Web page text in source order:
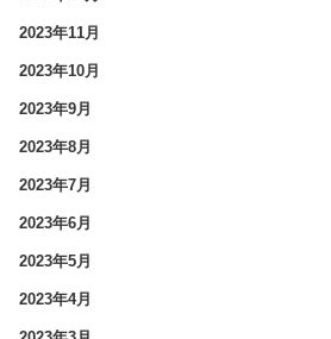
2023年11月
2023年10月
2023年9月
2023年8月
2023年7月
2023年6月
2023年5月
2023年4月